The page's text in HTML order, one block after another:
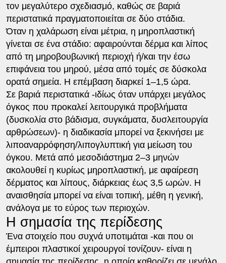
τον μεγαλύτερο σχεδιασμό, καθώς σε βαριά
περιστατικά πραγματοποιείται σε δύο στάδια.
Όταν η χαλάρωση είναι μέτρια, η μηροπλαστική
γίνεται σε ένα στάδιο: αφαιρούνται δέρμα και λίπος
από τη μηροβουβωνική περιοχή ή/και την έσω
επιφάνεια του μηρού, μέσα από τομές σε δύσκολα
ορατά σημεία. Η επέμβαση διαρκεί 1–1,5 ώρα.
Σε βαριά περιστατικά -ιδίως όταν υπάρχει μεγάλος
όγκος που προκαλεί λειτουργικά προβλήματα
(δυσκολία στο βάδισμα, συγκάματα, δυσλειτουργία
αρθρώσεων)- η διαδικασία μπορεί να ξεκινήσει με
λιποαναρρόφηση/λιπογλυπτική για μείωση του
όγκου. Μετά από μεσοδιάστημα 2–3 μηνών
ακολουθεί η κυρίως μηροπλαστική, με αφαίρεση
δέρματος και λίπους, διάρκειας έως 3,5 ωρών. Η
αναισθησία μπορεί να είναι τοπική, μέθη η γενική,
ανάλογα με το εύρος των περιοχών.
Η σημασία της περίδεσης
Ένα στοιχείο που συχνά υποτιμάται -και που οι
έμπειροι πλαστικοί χειρουργοί τονίζουν- είναι η